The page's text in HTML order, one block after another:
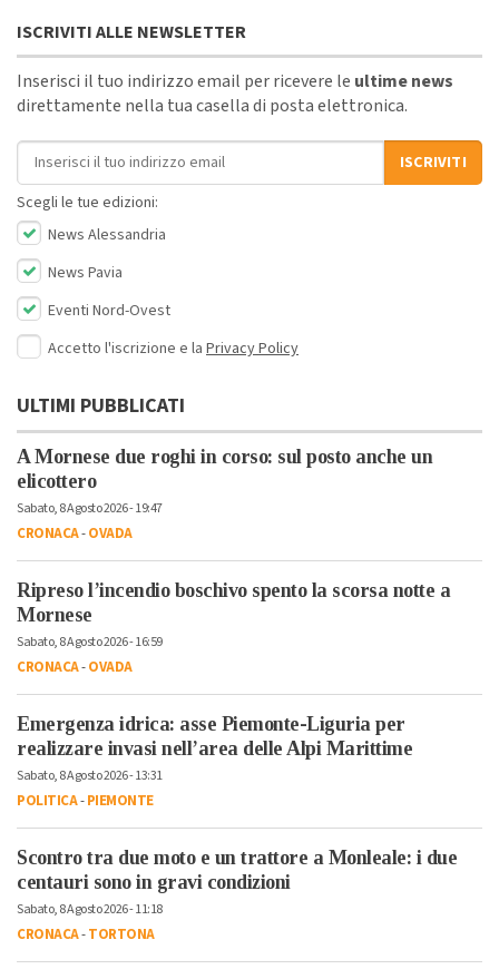
ISCRIVITI ALLE NEWSLETTER
Inserisci il tuo indirizzo email per ricevere le ultime news
direttamente nella tua casella di posta elettronica.
Indirizzo email
ISCRIVITI
Scegli le tue edizioni:
News Alessandria
News Pavia
Eventi Nord-Ovest
Accetto l'iscrizione e la Privacy Policy
ULTIMI PUBBLICATI
A Mornese due roghi in corso: sul posto anche un
elicottero
Sabato, 8 Agosto 2026 - 19:47
CRONACA-OVADA
Ripreso l’incendio boschivo spento la scorsa notte a
Mornese
Sabato, 8 Agosto 2026 - 16:59
CRONACA-OVADA
Emergenza idrica: asse Piemonte-Liguria per
realizzare invasi nell’area delle Alpi Marittime
Sabato, 8 Agosto 2026 - 13:31
POLITICA-PIEMONTE
Scontro tra due moto e un trattore a Monleale: i due
centauri sono in gravi condizioni
Sabato, 8 Agosto 2026 - 11:18
CRONACA-TORTONA